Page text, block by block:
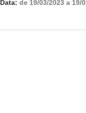
Data: de 19/03/2023 a 19/